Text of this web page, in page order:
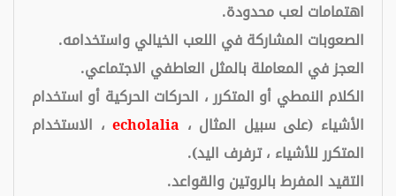
اهتمامات لعب محدودة.
الصعوبات المشاركة في اللعب الخيالي واستخدامه.
العجز في المعاملة بالمثل العاطفي الاجتماعي.
الكلام النمطي أو المتكرر ، الحركات الحركية أو استخدام
الأشياء (على سبيل المثال ، echolalia، الاستخدام
المتكرر للأشياء ، ترفرف اليد).
التقيد المفرط بالروتين والقواعد.